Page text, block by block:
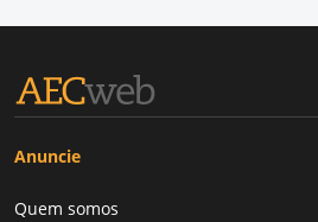
Anuncie
Quem somos